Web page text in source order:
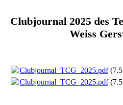
Clubjournal 2025 des
Weiss
Clubjournal_TCG_2025.pdf
Clubjournal_TCG_2025.pdf